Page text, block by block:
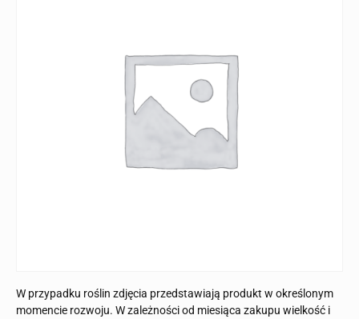
W przypadku roślin zdjęcia przedstawiają produkt w określonym
momencie rozwoju. W zależności od miesiąca zakupu wielkość i